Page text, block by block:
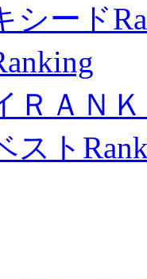
シード
ＲＡＮ
スト